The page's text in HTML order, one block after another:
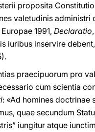
proposita
valetudinis
1991, Declaratio
iuribus inservire
praecipuorum pro
cum scientia
: «Ad homines doctrinae
quae secundum
iungitur atque